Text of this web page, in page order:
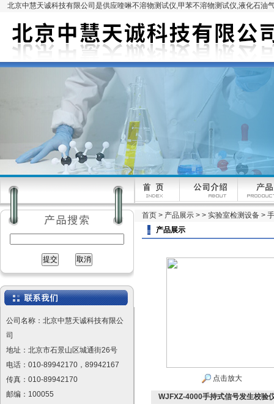
北京中慧天诚科技有限公司是供应喹啉不溶物测试仪,甲苯不溶物测试仪,液化石油
公司名称：北京中慧天诚科技有限公
司
地址：北京市石景山区城通街26号
电话：010-89942170，89942167
传真：010-89942170
邮编：100055
首页 > 产品展示 > > 实验室检测设备 >
产品展示
点击放大
WJFXZ-4000手持式信号发生校验